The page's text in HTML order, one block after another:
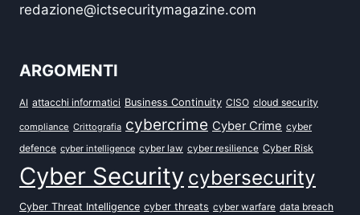
redazione@ictsecuritymagazine.com
ARGOMENTI
AI attacchi informatici Business Continuity CISO cloud security
compliance Crittografia cybercrime Cyber Crime cyber
defence cyber intelligence cyber law cyber resilience Cyber Risk
Cyber Security cybersecurity
Cyber Threat Intelligence cyber threats cyber warfare data breach